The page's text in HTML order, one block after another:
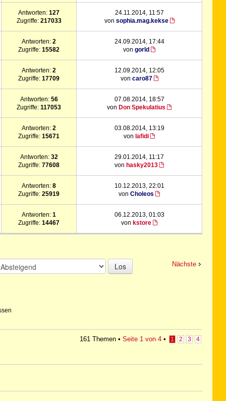
Antworten:127
Zugriffe: 217033
24.11.2014, 11:57
von sophia.mag.kekse
Antworten:2
Zugriffe:15582
24.09.2014, 17:44
vongorld
Antworten:2
Zugriffe:17709
12.09.2014, 12:05
von caro87
Antworten: 56
Zugriffe:117053
07.08.2014, 18:57
von Don Spekulatius
Antworten:2
Zugriffe:15671
03.08.2014, 13:19
von lafidi
Antworten: 32
Zugriffe:77608
29.01.2014, 11:17
von hasky2013
Antworten:8
Zugriffe:25919
10.12.2013, 22:01
vonCholeos
Antworten:1
Zugriffe:14467
06.12.2013, 01:03
von kstore
Nächste
Los
161 Themen • Seite 1von 4• 1 2 3 4